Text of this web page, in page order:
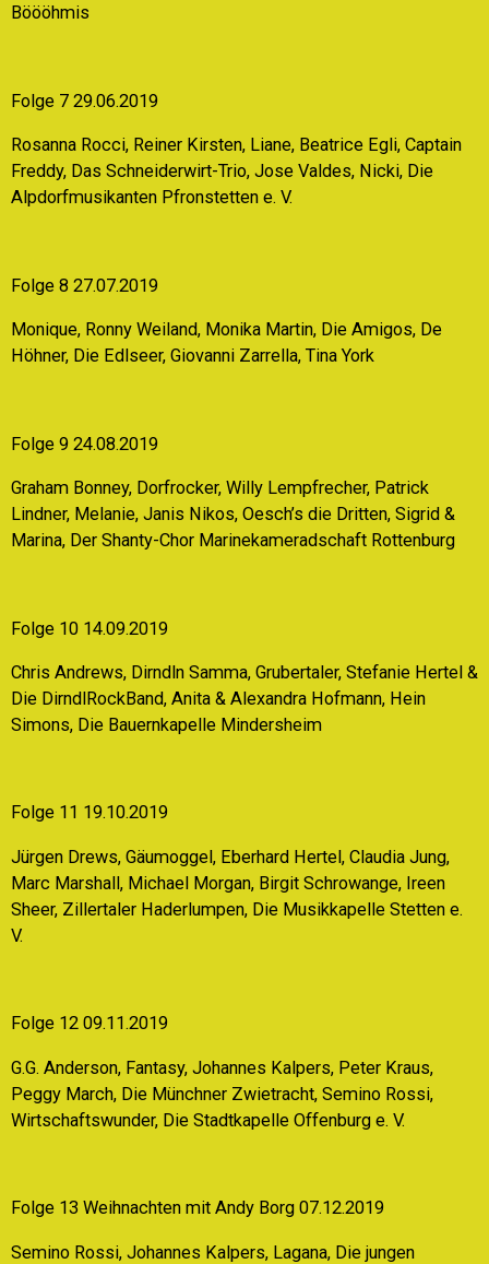
Böööhmis
Folge 7 29.06.2019
Rosanna Rocci, Reiner Kirsten, Liane, Beatrice Egli, Captain
Freddy, Das Schneiderwirt-Trio, Jose Valdes, Nicki, Die
Alpdorfmusikanten Pfronstetten e. V.
Folge 8 27.07.2019
Monique, Ronny Weiland, Monika Martin, Die Amigos, De
Höhner, Die Edlseer, Giovanni Zarrella, Tina York
Folge 9 24.08.2019
Graham Bonney, Dorfrocker, Willy Lempfrecher, Patrick
Lindner, Melanie, Janis Nikos, Oesch’s die Dritten, Sigrid &
Marina, Der Shanty-Chor Marinekameradschaft Rottenburg
Folge 10 14.09.2019
Chris Andrews, Dirndln Samma, Grubertaler, Stefanie Hertel &
Die DirndlRockBand, Anita & Alexandra Hofmann, Hein
Simons, Die Bauernkapelle Mindersheim
Folge 11 19.10.2019
Jürgen Drews, Gäumoggel, Eberhard Hertel, Claudia Jung,
Marc Marshall, Michael Morgan, Birgit Schrowange, Ireen
Sheer, Zillertaler Haderlumpen, Die Musikkapelle Stetten e.
V.
Folge 12 09.11.2019
G.G. Anderson, Fantasy, Johannes Kalpers, Peter Kraus,
Peggy March, Die Münchner Zwietracht, Semino Rossi,
Wirtschaftswunder, Die Stadtkapelle Offenburg e. V.
Folge 13 Weihnachten mit Andy Borg 07.12.2019
Semino Rossi, Johannes Kalpers, Lagana, Die jungen